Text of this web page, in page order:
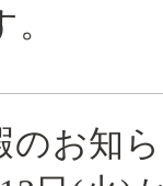
のお知ら